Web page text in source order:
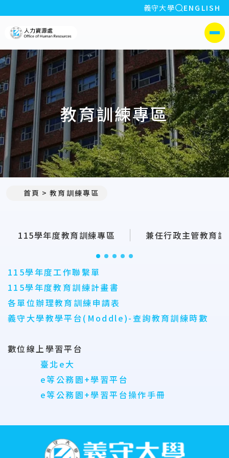
:::
義守大學 全站搜索
ENGLISH
側選單
教育訓練專區
首頁 教育訓練專區
115學年度教育訓練專區 兼任行政主管教育
115學年度工作聯繫單
115學年度教育訓練計畫書
各單位辦理教育訓練申請表
義守大學教學平台(Moddle)-查詢教育訓練時數
數位線上學習平台
臺北e大
e等公務園+學習平台
e等公務園+學習平台操作手冊